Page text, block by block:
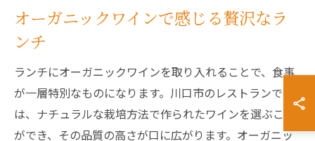
オーガニックワインで感じる贅沢なラ
ンチ
ランチにオーガニックワインを取り入れることで、食事
が一層特別なものになります。川口市のレストランで
は、ナチュラルな栽培方法で作られたワインを選ぶこと
ができ、その品質の高さが口に広がります。オーガニッ